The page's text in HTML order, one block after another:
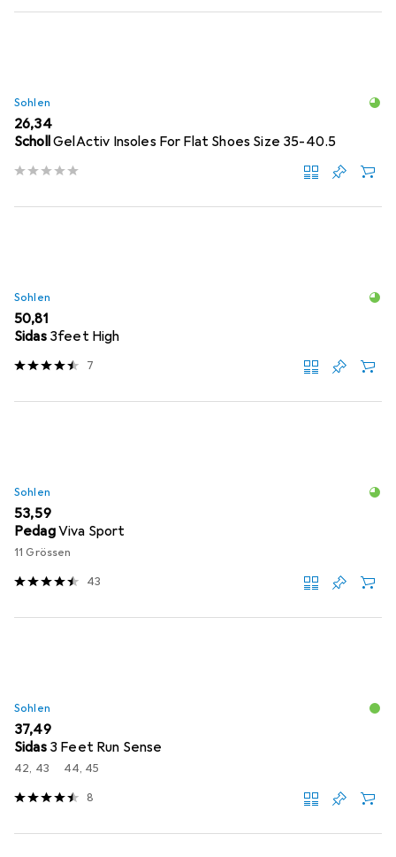
Sohlen
EUR
26,34
SchollGelActiv Insoles For Flat Shoes Size 35-40.5
Sohlen
EUR
50,81
Sidas 3feet High
7
Sohlen
EUR
53,59
PedagViva Sport
11 Grössen
43
Sohlen
EUR
37,49
Sidas 3 Feet Run Sense
42, 43 44, 45
8